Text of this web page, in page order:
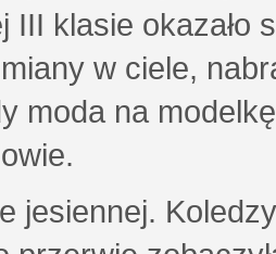
III klasie okazało
w ciele,
moda na
jesiennej.